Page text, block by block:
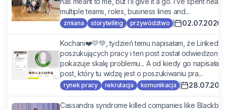
multiple teams, roles, business lines and...
zmiana storytelling przywództwo 02.07.2026
Kochani❤️💛💚, tydzień temu napisałam, że LinkedIn
poszukujących pracy i ten post został odwiedzony
pokazuje skalę problemu... A od kiedy go
post, który tu widzę jest o poszukiwaniu pra...
rynek pracy rekrutacja komunikacja
Cassandra syndrome killed companies like